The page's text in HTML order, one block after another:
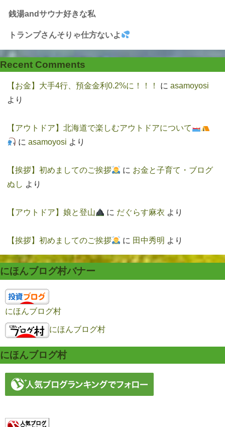
銭湯andサウナ好きな私
トランプさんそりゃ仕方ないよ
Recent Comments
【お金】大手4行、預金金利0.2%に！！！ に asamoyosi
より
【アウトドア】北海道で楽しむアウトドアについて
に asamoyosi より
【挨拶】初めましてのご挨拶 に お金と子育て・ブログ
ぬし より
【アウトドア】娘と登山 に だぐらす麻衣 より
【挨拶】初めましてのご挨拶 に 田中秀明 より
にほんブログ村バナー
にほんブログ村
にほんブログ村
にほんブログ村